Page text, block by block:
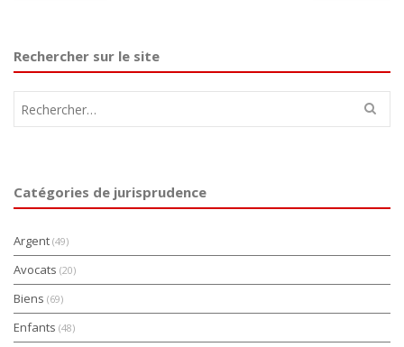
Rechercher sur le site
Catégories de jurisprudence
Argent (49)
Avocats (20)
Biens (69)
Enfants (48)